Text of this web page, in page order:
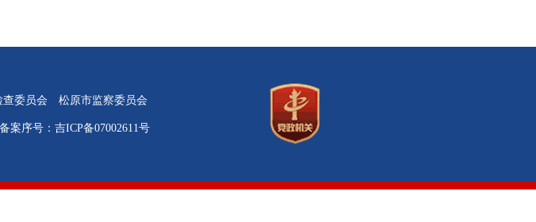
查委员会 松原市监察委员会
备案序号：吉ICP备07002611号